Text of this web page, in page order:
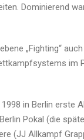
Dominierend
„Fighting“
im
in Berlin erste
Pokal (die
(JJ Allkampf